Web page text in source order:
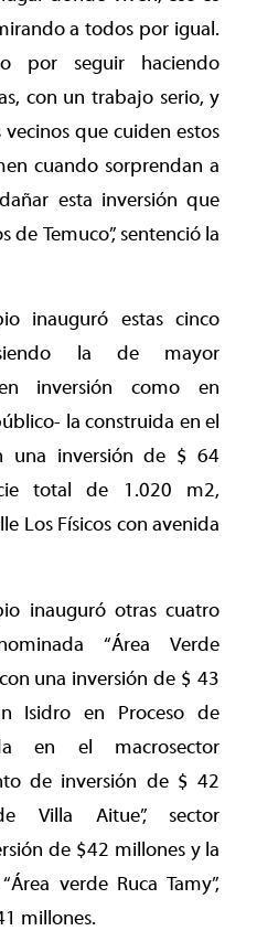
a todos por igual.
por seguir haciendo
con un trabajo serio, y
que cuiden estos
cuando sorprendan a
esta inversión que
de Temuco”, sentenció la
inauguró estas cinco
la de mayor
inversión como en
la construida en el
una inversión de $ 64
total de 1.020 m2,
Los Físicos con avenida
inauguró otras cuatro
“Área Verde
una inversión de $ 43
Isidro en Proceso de
en el macrosector
de inversión de $ 42
Villa Aitue”, sector
de $42 millones y la
verde Ruca Tamy”,
millones.